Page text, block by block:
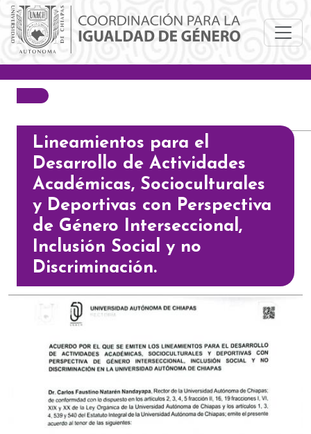
Pasar al contenido principal
Lineamientos para el
Desarrollo de Actividades
Académicas, Socioculturales
y Deportivas con Perspectiva
de Género Interseccional,
Inclusión Social y no
Discriminación.